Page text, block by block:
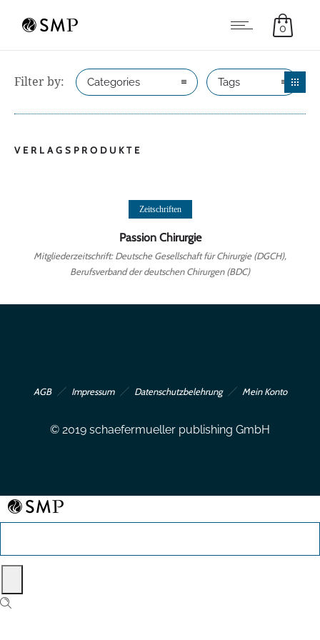
0
Filter by: Categories Tags
VERLAGSPRODUKTE
Weiterlesen
Zeitschriften
Passion Chirurgie
Mitgliederzeitschrift: Deutsche Gesellschaft für Chirurgie (DGCH),
Berufsverband der deutschen Chirurgen (BDC)
AGB Impressum Datenschutzbelehrung Mein Konto
© 2019 schaefermueller publishing GmbH